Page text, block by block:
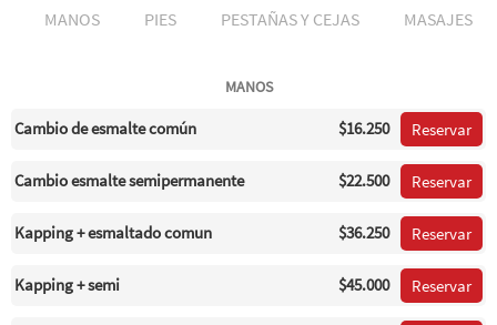
MANOS PIES PESTAÑAS Y CEJAS MASAJES
MANOS
Cambio de esmalte común $16.250 Reservar
Cambio esmalte semipermanente $22.500 Reservar
Kapping + esmaltado comun $36.250 Reservar
Kapping + semi $45.000 Reservar